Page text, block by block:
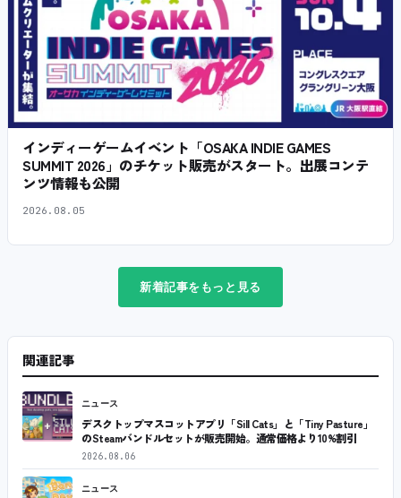
インディーゲームイベント「OSAKA INDIE GAMES
SUMMIT 2026」のチケット販売がスタート。出展コンテ
ンツ情報も公開
2026.08.05
新着記事をもっと見る
関連記事
ニュース
デスクトップマスコットアプリ「Sill Cats」と「Tiny Pasture」
のSteamバンドルセットが販売開始。通常価格より10%割引
2026.08.06
ニュース